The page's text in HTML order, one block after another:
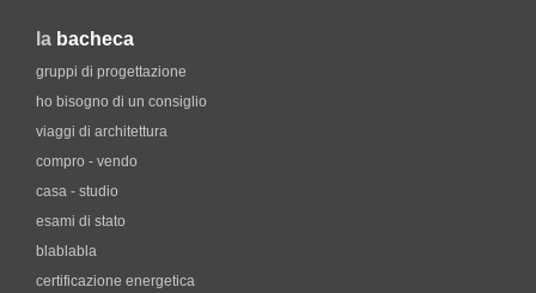
la bacheca
gruppi di progettazione
ho bisogno di un consiglio
viaggi di architettura
compro - vendo
casa - studio
esami di stato
blablabla
certificazione energetica